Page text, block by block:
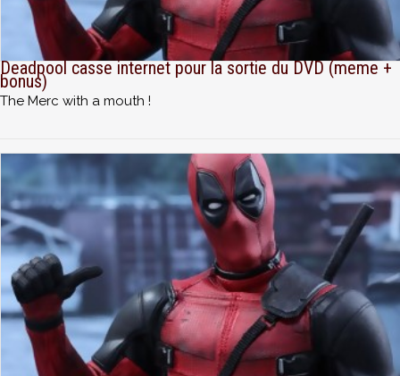
Deadpool casse internet pour la sortie du DVD (meme +
bonus)
The Merc with a mouth !